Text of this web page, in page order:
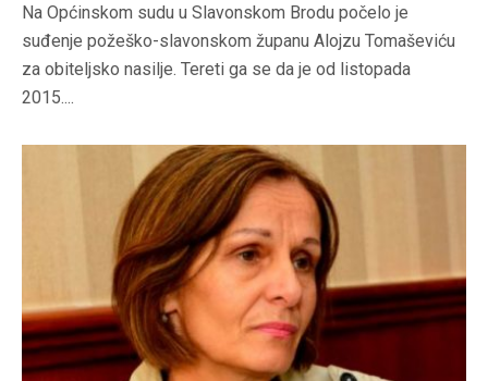
Na Općinskom sudu u Slavonskom Brodu počelo je
suđenje požeško-slavonskom županu Alojzu Tomaševiću
za obiteljsko nasilje. Tereti ga se da je od listopada
2015....